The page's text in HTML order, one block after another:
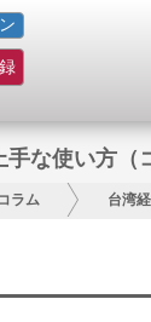
な使い方（
コラム 台湾